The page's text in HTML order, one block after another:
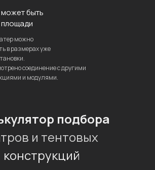
быть
можно
в размерах уже
соединение с другими
и модулями.
подбора
и тентовых
конструкций